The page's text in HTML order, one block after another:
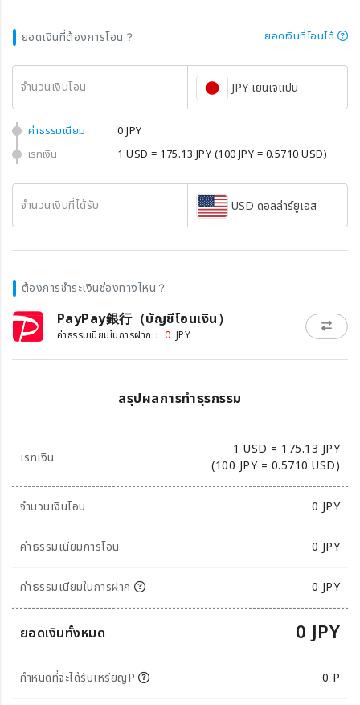
ยอดเงินที่ต้องการโอน？ ยอดเงินที่โอนได้
จำนวนเงินโอน JPY เยนเจแปน
ค่าธรรมเนียม
0 JPY
เรทเงิน
1 USD = 175.13 JPY (100 JPY = 0.5710 USD)
จำนวนเงินที่ได้รับ USD ดอลล่าร์ยูเอส
ต้องการชำระเงินช่องทางไหน？
PayPay銀行（บัญชีโอนเงิน）
ค่าธรรมเนียมในการฝาก： 0 JPY
สรุปผลการทำธุรกรรม
เรทเงิน
1 USD = 175.13 JPY
(100 JPY = 0.5710 USD)
จำนวนเงินโอน 0 JPY
ค่าธรรมเนียมการโอน 0 JPY
ค่าธรรมเนียมในการฝาก 0 JPY
ยอดเงินทั้งหมด 0 JPY
กำหนดที่จะได้รับเหรียญP 0 P